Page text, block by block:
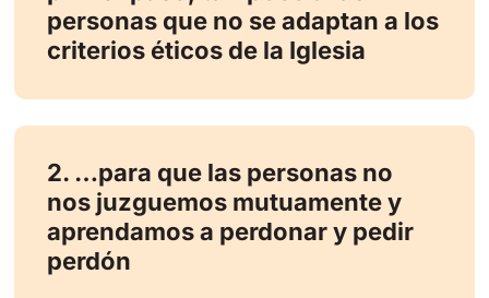
personas que no se adaptan a los
criterios éticos de la Iglesia
2. …para que las personas no
nos juzguemos mutuamente y
aprendamos a perdonar y pedir
perdón